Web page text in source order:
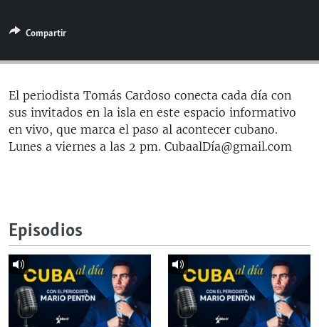
ESPECIALES
ESPECIALES
LA REALIDAD DE LA VIVIENDA EN CUBA
SER VIEJO EN CUBA
KENTU-CUBANO
MULTIMEDIA
EDITORIALES
SÍGUENOS
Compartir
El periodista Tomás Cardoso conecta cada día con
sus invitados en la isla en este espacio informativo
en vivo, que marca el paso al acontecer cubano.
Lunes a viernes a las 2 pm. CubaalDía@gmail.com
Episodios